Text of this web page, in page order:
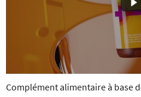
Complément alimentaire à base